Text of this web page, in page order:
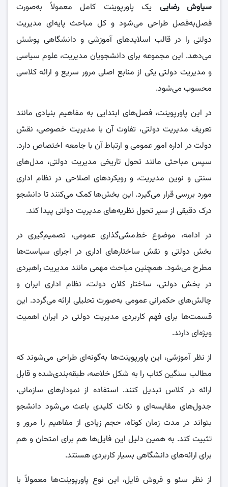
سیاوش رضایی یک پاورپوینت کامل معمولاً به‌صورت
فصل‌به‌فصل طراحی می‌شود و کل مباحث پایه‌ای مدیریت
دولتی را در قالب اسلایدهای آموزشی و دانشگاهی پوشش
می‌دهد. این مجموعه برای دانشجویان مدیریت، علوم سیاسی
و مدیریت دولتی یکی از منابع اصلی مرور سریع و ارائه کلاسی
محسوب می‌شود.
در این پاورپوینت، فصل‌های ابتدایی به مفاهیم بنیادی مانند
تعریف مدیریت دولتی، تفاوت آن با مدیریت خصوصی، نقش
دولت در اداره امور عمومی و ارتباط آن با جامعه اختصاص دارد.
سپس مباحثی مانند تحول تاریخی مدیریت دولتی، مدل‌های
سنتی و نوین مدیریت، و رویکردهای اصلاحی در نظام اداری
مورد بررسی قرار می‌گیرد. این بخش‌ها کمک می‌کنند تا دانشجو
درک دقیقی از سیر تحول نظریه‌های مدیریت دولتی پیدا کند.
در ادامه، موضوع خط‌مشی‌گذاری عمومی، تصمیم‌گیری در
بخش دولتی و نقش ساختارهای اداری در اجرای سیاست‌ها
مطرح می‌شود. همچنین مباحث مهمی مانند مدیریت راهبردی
در بخش دولتی، ساختار کلان دولت، نظام اداری ایران و
چالش‌های حکمرانی عمومی به‌صورت تحلیلی ارائه می‌گردد. این
قسمت‌ها برای فهم کاربردی مدیریت دولتی در ایران اهمیت
ویژه‌ای دارند.
از نظر آموزشی، این پاورپوینت‌ها به‌گونه‌ای طراحی می‌شوند که
مطالب سنگین کتاب را به شکل خلاصه، طبقه‌بندی‌شده و قابل
ارائه در کلاس تبدیل کنند. استفاده از نمودارهای سازمانی،
جدول‌های مقایسه‌ای و نکات کلیدی باعث می‌شود دانشجو
بتواند در مدت زمان کوتاه، حجم زیادی از مفاهیم را مرور و
تثبیت کند. به همین دلیل این فایل‌ها هم برای امتحان و هم
برای ارائه‌های دانشگاهی بسیار کاربردی هستند.
از نظر سئو و فروش فایل، این نوع پاورپوینت‌ها معمولاً با